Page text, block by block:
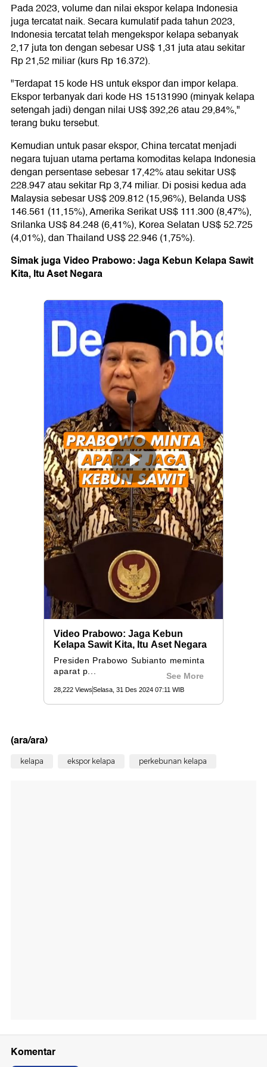
Pada 2023, volume dan nilai ekspor kelapa Indonesia
juga tercatat naik. Secara kumulatif pada tahun 2023,
Indonesia tercatat telah mengekspor kelapa sebanyak
2,17 juta ton dengan sebesar US$ 1,31 juta atau sekitar
Rp 21,52 miliar (kurs Rp 16.372).
"Terdapat 15 kode HS untuk ekspor dan impor kelapa.
Ekspor terbanyak dari kode HS 15131990 (minyak kelapa
setengah jadi) dengan nilai US$ 392,26 atau 29,84%,"
terang buku tersebut.
Kemudian untuk pasar ekspor, China tercatat menjadi
negara tujuan utama pertama komoditas kelapa Indonesia
dengan persentase sebesar 17,42% atau sekitar US$
228.947 atau sekitar Rp 3,74 miliar. Di posisi kedua ada
Malaysia sebesar US$ 209.812 (15,96%), Belanda US$
146.561 (11,15%), Amerika Serikat US$ 111.300 (8,47%),
Srilanka US$ 84.248 (6,41%), Korea Selatan US$ 52.725
(4,01%), dan Thailand US$ 22.946 (1,75%).
Simak juga Video Prabowo: Jaga Kebun Kelapa Sawit
Kita, Itu Aset Negara
(ara/ara)
kelapa ekspor kelapa perkebunan kelapa
Komentar